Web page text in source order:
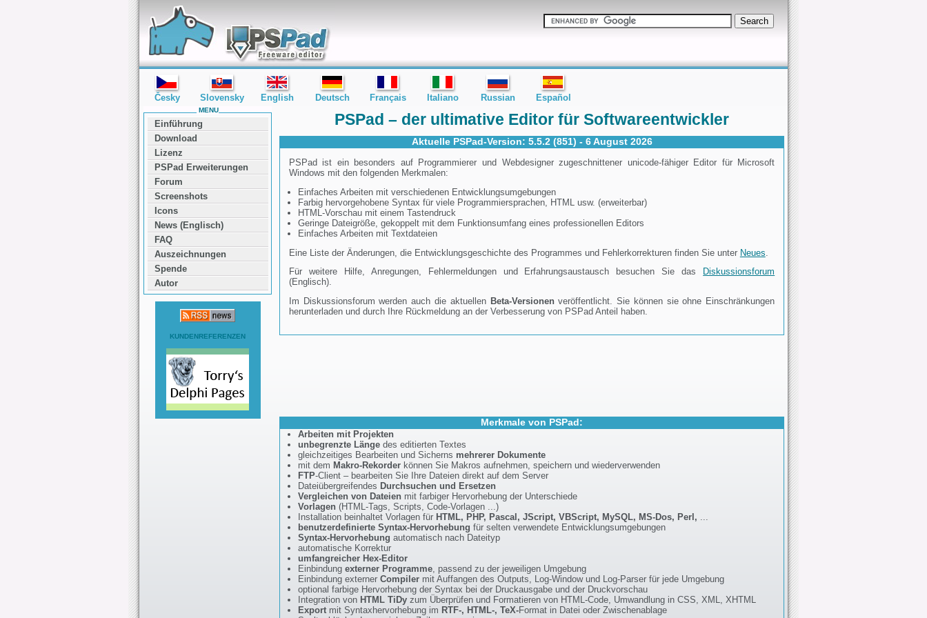
editor PSPad - freeware editor
PSPad – der ultimative Editor für Softwareentwickler
Aktuelle PSPad-Version: 5.5.2 (851) - 6 August 2026
PSPad ist ein besonders auf Programmierer und Webdesigner zugeschnittener unicode-fähiger Editor für Microsoft
Windows mit den folgenden Merkmalen:
Einfaches Arbeiten mit verschiedenen Entwicklungsumgebungen
Farbig hervorgehobene Syntax für viele Programmiersprachen, HTML usw. (erweiterbar)
HTML-Vorschau mit einem Tastendruck
Geringe Dateigröße, gekoppelt mit dem Funktionsumfang eines professionellen Editors
Einfaches Arbeiten mit Textdateien
Eine Liste der Änderungen, die Entwicklungsgeschichte des Programmes und Fehlerkorrekturen finden Sie unter Neues
Für weitere Hilfe, Anregungen, Fehlermeldungen und Erfahrungsaustausch besuchen Sie das
Diskussionsforum
(Englisch).
Im Diskussionsforum werden auch die aktuellen Beta-Versionenveröffentlicht. Sie können sie ohne Einschränkungen
herunterladen und durch Ihre Rückmeldung an der Verbesserung von PSPad Anteil haben.
Merkmale von PSPad:
Arbeiten mit Projekten
unbegrenzte Länge des editierten Textes
gleichzeitiges Bearbeiten und Sicherns mehrerer Dokumente
mit dem Makro-Rekorderkönnen Sie Makros aufnehmen, speichern und wiederverwenden
FTP-Client – bearbeiten Sie Ihre Dateien direkt auf dem Server
Dateiübergreifendes Durchsuchen und Ersetzen
Vergleichen von Dateien mit farbiger Hervorhebung der Unterschiede
Vorlagen(HTML-Tags, Scripts, Code-Vorlagen ...)
Installation beinhaltet Vorlagen für HTML, PHP, Pascal, JScript, VBScript, MySQL, MS-Dos, Perl, ...
benutzerdefinierte Syntax-Hervorhebung für selten verwendete Entwicklungsumgebungen
Syntax-Hervorhebung automatisch nach Dateityp
automatische Korrektur
umfangreicher Hex-Editor
Einbindung externer Programme, passend zu der jeweiligen Umgebung
Einbindung externer Compilermit Auffangen des Outputs, Log-Window und Log-Parser für jede Umgebung
optional farbige Hervorhebung der Syntax bei der Druckausgabe und der Druckvorschau
Integration von HTML TiDyzum Überprüfen und Formatieren von HTML-Code, Umwandlung in CSS, XML, XHTML
Exportmit Syntaxhervorhebung im RTF-, HTML-, TeX-Format in Datei oder Zwischenablage
MENU
Einführung
Download
Lizenz
PSPad Erweiterungen
Forum
Screenshots
Icons
News (Englisch)
FAQ
Auszeichnungen
Spende
Autor
KUNDENREFERENZEN
Česky Slovensky English Deutsch Français Italiano Russian Español